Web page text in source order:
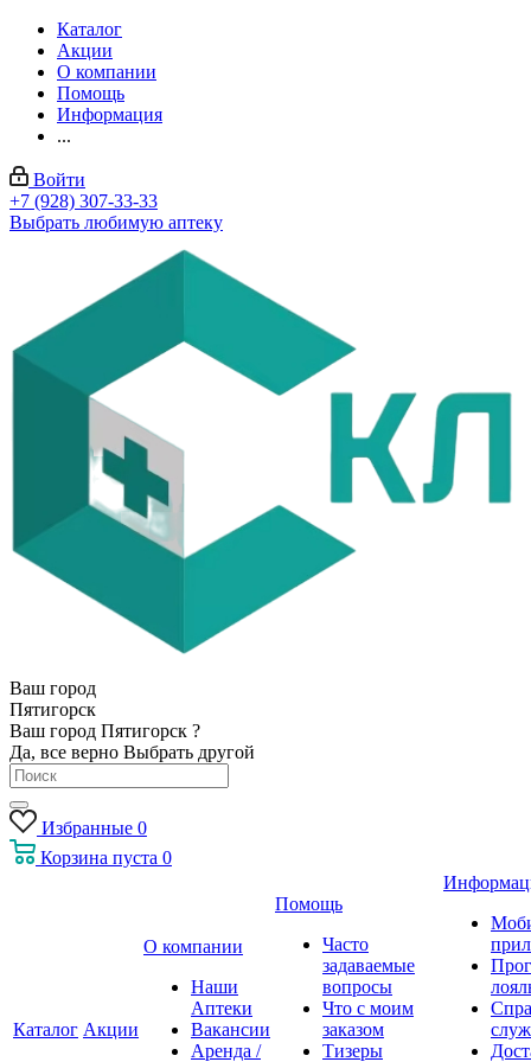
Каталог
Акции
О компании
Помощь
Информация
...
Войти
+7 (928) 307-33-33
Выбрать любимую аптеку
Ваш город
Пятигорск
Ваш город Пятигорск ?
Да, все верно Выбрать другой
Избранные 0
Корзина пуста 0
Каталог Акции
О компании
Наши
Аптеки
Вакансии
Аренда /
Помощь
Часто
задаваемые
вопросы
Что с моим
заказом
Тизеры